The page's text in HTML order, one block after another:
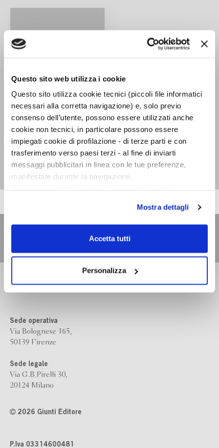
Questo sito web utilizza i cookie
Questo sito utilizza cookie tecnici (piccoli file informatici
necessari alla corretta navigazione) e, solo previo
consenso dell’utente, possono essere utilizzati anche
cookie non tecnici, in particolare possono essere
impiegati cookie di profilazione - di terze parti e con
trasferimento verso paesi terzi - al fine di inviarti
messaggi pubblicitari in linea con le tue preferenze,
manifestate durante la navigazione.
scelte privacy sui cookie, ti invitiamo a prendere visione
dell’informativa cookie.
Chiudendo il banner tramite la “X” prosegui la
dei soli cookie tecnici. Selezionando “Accetta tutti” presti
il tuo consenso alla profilazione che potrai revocare in
ogni momentoRevoca
Mostra dettagli
Accetta tutti
Personalizza
Briccone divino
Paul Radin
Sede operativa
Via Bolognese 165,
50139 Firenze
Sede legale
Via G.B.Pirelli 30,
20124 Milano
2026 Giunti Editore
P.Iva 03314600481